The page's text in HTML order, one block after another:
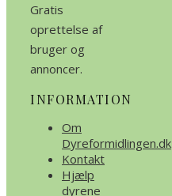
Gratis
oprettelse af
bruger og
annoncer.
INFORMATION
Om
Dyreformidlingen.dk
Kontakt
Hjælp
dyrene